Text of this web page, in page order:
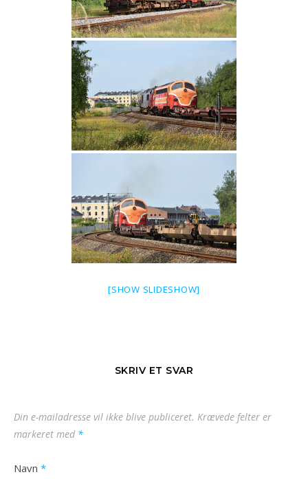
[SHOW SLIDESHOW]
SKRIV ET SVAR
Din e-mailadresse vil ikke blive publiceret. Krævede felter er
markeret med *
Navn *